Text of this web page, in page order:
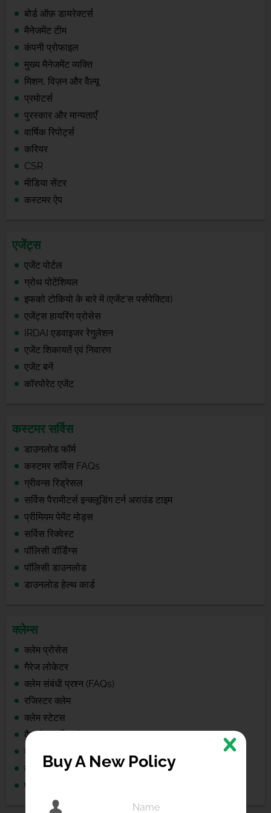
बोर्ड ऑफ़ डायरेक्टर्स
मैनेजमेंट टीम
कंपनी प्रोफाइल
मुख्य मैनेजमेंट व्यक्ति
मिशन, विज़न और वैल्यू
प्रमोटर्स
पुरस्कार और मान्यताएँ
वार्षिक रिपोर्ट्स
करियर
CSR
मीडिया सेंटर
कस्टमर ऐप
एजेंट्स
एजेंट पोर्टल
ग्रोथ पोटेंशियल
इफको टोकियो के बारे में (एजेंट'स पर्सपेक्टिव)
एजेंट्स हायरिंग प्रोसेस
IRDAI एडवाइजर रेगुलेशन
एजेंट शिकायतें एवं निवारण
एजेंट बनें
कॉरपोरेट एजेंट
कस्टमर सर्विस
डाउनलोड फॉर्म
कस्टमर सर्विस FAQs
ग्रीवन्स रिड्रेसल
सर्विस पैरामीटर्स इन्क्लूडिंग टर्न अराउंड टाइम
प्रीमियम पेमेंट मोड्स
सर्विस रिक्वेस्ट
पॉलिसी वॉर्डिंग्स
पॉलिसी डाउनलोड
डाउनलोड हेल्थ कार्ड
क्लेम्स
क्लेम प्रोसेस
गैरेज लोकेटर
क्लेम संबंधी प्रश्न (FAQs)
रजिस्टर क्लेम
क्लेम स्टेटस
कैशलेस सुविधाएं
क्लेम फॉर्म
क्लेम्स फीडबैक
पॉलिसीधारकों की अनक्लेम्ड राशि
Buy A New Policy